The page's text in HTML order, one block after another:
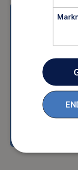
Material
Är du ledare
Här kan du
lekar,
med